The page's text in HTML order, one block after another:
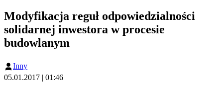
Modyfikacja reguł odpowiedzialności
solidarnej inwestora w procesie
budowlanym
Inny
05.01.2017 | 01:46